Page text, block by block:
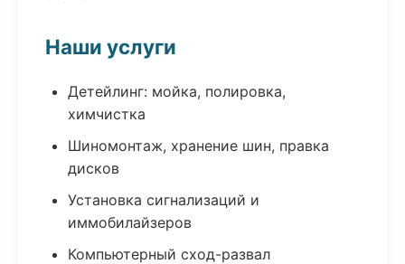
Наши услуги
Детейлинг: мойка, полировка,
химчистка
Шиномонтаж, хранение шин, правка
дисков
Установка сигнализаций и
иммобилайзеров
Компьютерный сход-развал